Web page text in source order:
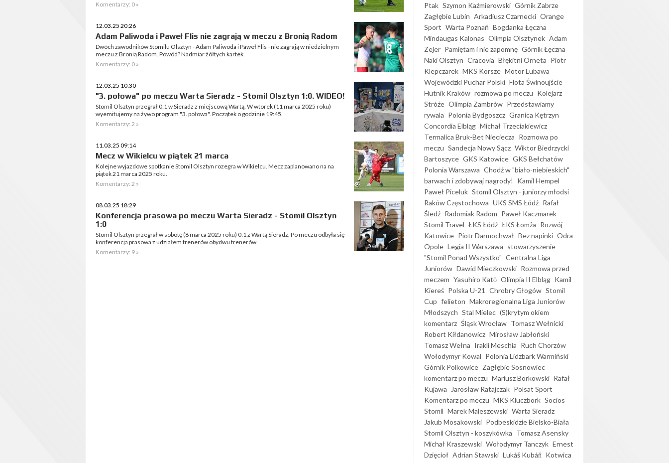
Komentarzy: 0 »
12.03.25 20:26
Adam Paliwoda i Paweł Flis nie zagrają w meczu z Bronią Radom
Dwóch zawodników Stomilu Olsztyn - Adam Paliwoda i Paweł Flis - nie zagrają w niedzielnym
meczu z Bronią Radom. Powód? Nadmiar żółtych kartek.
Komentarzy: 0 »
12.03.25 10:30
"3. połowa" po meczu Warta Sieradz - Stomil Olsztyn 1:0. WIDEO!
Stomil Olsztyn przegrał 0:1 w Sieradz z miejscową Wartą. W wtorek (11 marca 2025 roku)
wyemitujemy na żywo program "3. połowa". Początek o godzinie 19:45.
Komentarzy: 2 »
11.03.25 09:14
Mecz w Wikielcu w piątek 21 marca
Kolejne wyjazdowe spotkanie Stomil Olsztyn rozegra w Wikielcu. Mecz zaplanowano na na
piątek 21 marca 2025 roku.
Komentarzy: 2 »
08.03.25 18:29
Konferencja prasowa po meczu Warta Sieradz - Stomil Olsztyn
1:0
Stomil Olsztyn przegrał w sobotę (8 marca 2025 roku) 0:1 z Wartą Sieradz. Po meczu odbyła się
konferencja prasowa z udziałem trenerów obydwu trenerów.
Komentarzy: 9 »
Ptak Szymon Kaźmierowski Górnik Zabrze
Zagłębie Lubin Arkadiusz Czarnecki Orange
Sport Warta Poznań Bogdanka Łęczna
Mindaugas Kalonas Olimpia Olsztynek Adam
Zejer Pamiętam i nie zapomnę Górnik Łęczna
Naki Olsztyn Cracovia Błękitni Orneta Piotr
Klepczarek MKS Korsze Motor Lubawa
Wojewódzki Puchar Polski Flota Świnoujście
Hutnik Kraków rozmowa po meczu Kolejarz
Stróże Olimpia Zambrów Przedstawiamy
rywala Polonia Bydgoszcz Granica Kętrzyn
Concordia Elbląg Michał Trzeciakiewicz
Termalica Bruk-Bet Nieciecza Rozmowa po
meczu Sandecja Nowy Sącz Wiktor Biedrzycki
Bartoszyce GKS Katowice GKS Bełchatów
Polonia Warszawa Chodź w "biało-niebieskich"
barwach i zdobywaj nagrody!
Kamil Hempel
Paweł Piceluk Stomil Olsztyn - juniorzy młodsi
Raków Częstochowa UKS SMS Łódź Rafał
Śledź Radomiak Radom Paweł Kaczmarek
Stomil Travel ŁKS Łódź ŁKS Łomża Rozwój
Katowice Piotr Darmochwał Bez napinki Odra
Opole Legia II Warszawa stowarzyszenie
"Stomil Ponad Wszystko" Centralna Liga
Juniorów Dawid Mieczkowski Rozmowa przed
meczem Yasuhiro Katō Olimpia II Elbląg Kamil
Kiereś Polska U-21 Chrobry Głogów Stomil
Cup felieton Makroregionalna Liga Juniorów
Młodszych Stal Mielec (S)krytym okiem
komentarz Śląsk Wrocław Tomasz Wełnicki
Robert Kiłdanowicz Mirosław Jabłoński
Tomasz Wełna Irakli Meschia Ruch Chorzów
Wołodymyr Kowal Polonia Lidzbark Warmiński
Górnik Polkowice Zagłębie Sosnowiec
komentarz po meczu Mariusz Borkowski Rafał
Kujawa
Jarosław Ratajczak Polsat Sport
Komentarz po meczu MKS Kluczbork Socios
Stomil Marek Maleszewski Warta Sieradz
Jakub Mosakowski Podbeskidzie Bielsko-Biała
Stomil Olsztyn - koszykówka Tomasz Asensky
Michał Kraszewski Wołodymyr Tanczyk Ernest
Dzięcioł Adrian Stawski Lukáš Kubáň Kotwica